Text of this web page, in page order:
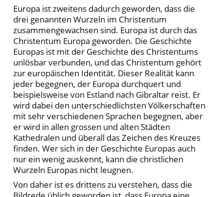
Europa ist zweitens dadurch geworden, dass die
drei genannten Wurzeln im Christentum
zusammengewachsen sind. Europa ist durch das
Christentum Europa geworden. Die Geschichte
Europas ist mit der Geschichte des Christentums
unlösbar verbunden, und das Christentum gehört
zur europäischen Identität. Dieser Realität kann
jeder begegnen, der Europa durchquert und
beispielsweise von Estland nach Gibraltar reist. Er
wird dabei den unterschiedlichsten Völkerschaften
mit sehr verschiedenen Sprachen begegnen, aber
er wird in allen grossen und alten Städten
Kathedralen und überall das Zeichen des Kreuzes
finden. Wer sich in der Geschichte Europas auch
nur ein wenig auskennt, kann die christlichen
Wurzeln Europas nicht leugnen.
Von daher ist es drittens zu verstehen, dass die